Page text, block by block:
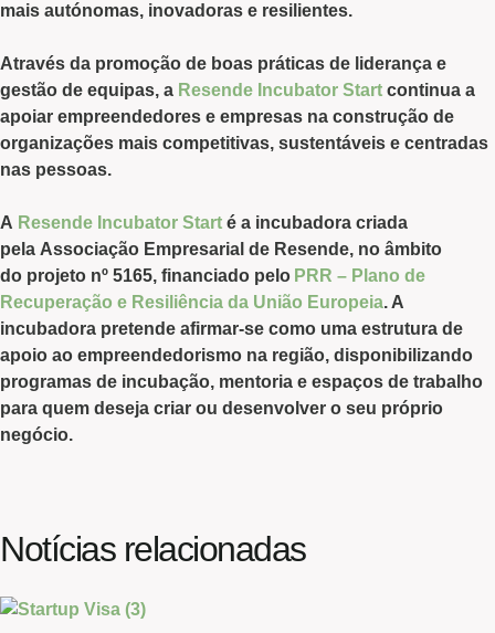
mais autónomas, inovadoras e resilientes.
Através da promoção de boas práticas de liderança e
gestão de equipas, a Resende Incubator Start continua a
apoiar empreendedores e empresas na construção de
organizações mais competitivas, sustentáveis e centradas
nas pessoas.
A Resende Incubator Start é a incubadora criada
pela Associação Empresarial de Resende, no âmbito
do projeto nº 5165, financiado pelo PRR – Plano de
Recuperação e Resiliência da União Europeia. A
incubadora pretende afirmar-se como uma estrutura de
apoio ao empreendedorismo na região, disponibilizando
programas de incubação, mentoria e espaços de trabalho
para quem deseja criar ou desenvolver o seu próprio
negócio.
Notícias relacionadas